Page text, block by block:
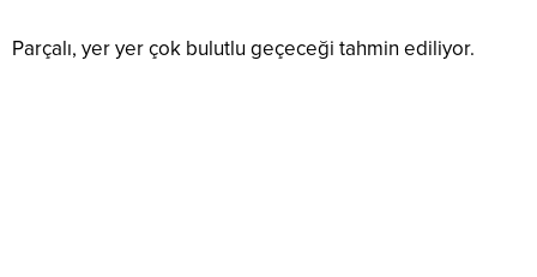
Parçalı, yer yer çok bulutlu geçeceği tahmin ediliyor.